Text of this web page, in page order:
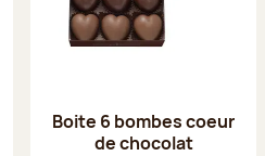
Boite 6 bombes coeur
de chocolat